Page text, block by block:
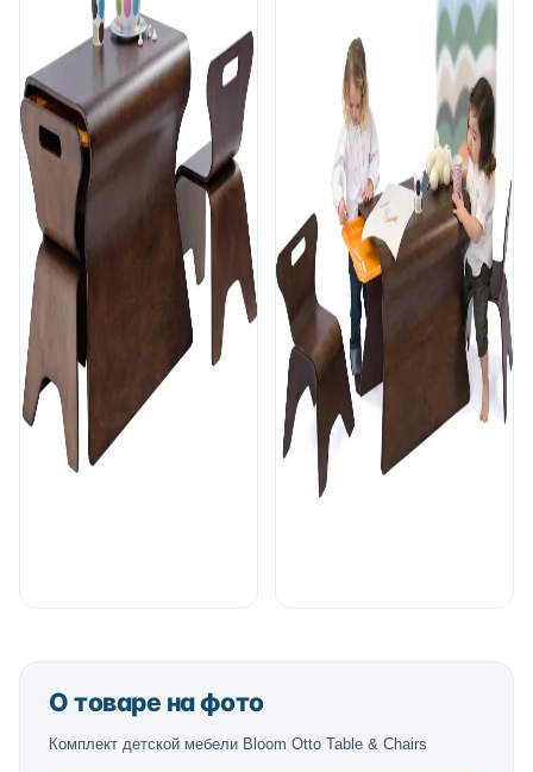
О товаре на фото
Комплект детской мебели Bloom Otto Table & Chairs